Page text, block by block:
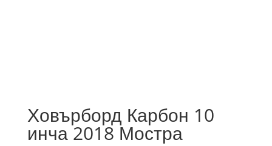
Ховърборд Карбон 10
инча 2018 Мостра